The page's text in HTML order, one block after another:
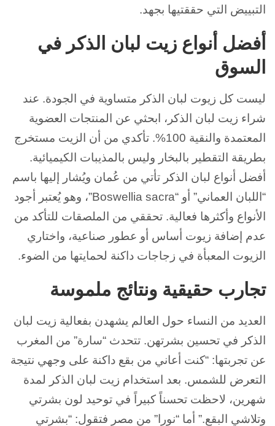
التبييض التي حققتيها بجهد.
أفضل أنواع زيت لبان الذكر في
السوق
ليست كل زيوت لبان الذكر متساوية في الجودة. عند
شراء زيت لبان الذكر، ابحثي عن المنتجات العضوية
المعتمدة والنقية 100%. تأكدي من أن الزيت مستخرج
بطريقة التقطير بالبخار وليس بالمذيبات الكيميائية.
أفضل أنواع لبان الذكر تأتي من عُمان ويُشار إليها باسم
“اللبان العماني” أو “Boswellia sacra”، وهو يُعتبر أجود
الأنواع وأكثرها فعالية. تحققي من الملصقات للتأكد من
عدم إضافة زيوت أساس أو عطور صناعية، واختاري
الزيوت المعبأة في زجاجات داكنة لحمايتها من الضوء.
تجارب حقيقية ونتائج ملموسة
العديد من النساء حول العالم يشهدن بفعالية زيت لبان
الذكر في تحسين بشرتهن. تتحدث “سارة” من المغرب
عن تجربتها: “كنت أعاني من بقع داكنة على وجهي نتيجة
التعرض للشمس. بعد استخدام زيت لبان الذكر لمدة
شهرين، لاحظت تحسناً كبيراً في توحيد لون بشرتي
وتلاشي البقع.” أما “نورا” من مصر فتقول: “بشرتي